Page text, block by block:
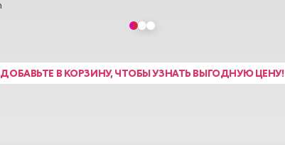
ДОБАВЬТЕ В КОРЗИНУ, ЧТОБЫ УЗНАТЬ ВЫГОДНУЮ ЦЕНУ!